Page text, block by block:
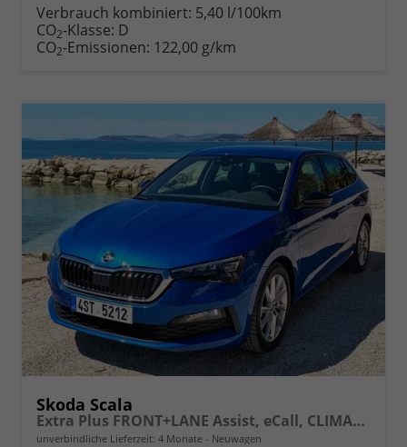
anfordern
Datei,
Verbrauch kombiniert: 5,40 l/100km
CO2-Klasse: D
CO2-Emissionen: 122,00 g/km
Skoda Scala
Extra Plus FRONT+LANE Assist, eCall, CLIMATRONIC, Berganfahrassistent, FULL LED, Einparkhilfe, KESSY, Sitzhzg., Tempomat + Speedlimiter, ISOFIX, SmartLink, 16" ALU, uvm.
unverbindliche Lieferzeit: 4 Monate Neuwagen